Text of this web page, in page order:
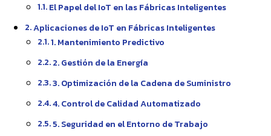
El Papel del IoT en las Fábricas Inteligentes
Aplicaciones de IoT en Fábricas Inteligentes
1. Mantenimiento Predictivo
2. Gestión de la Energía
3. Optimización de la Cadena de Suministro
4. Control de Calidad Automatizado
5. Seguridad en el Entorno de Trabajo